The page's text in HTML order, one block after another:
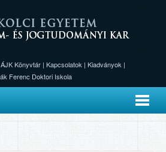
ÁJK Könyvtár | Kapcsolatok | Kiadványok |
Ferenc Doktori Iskola